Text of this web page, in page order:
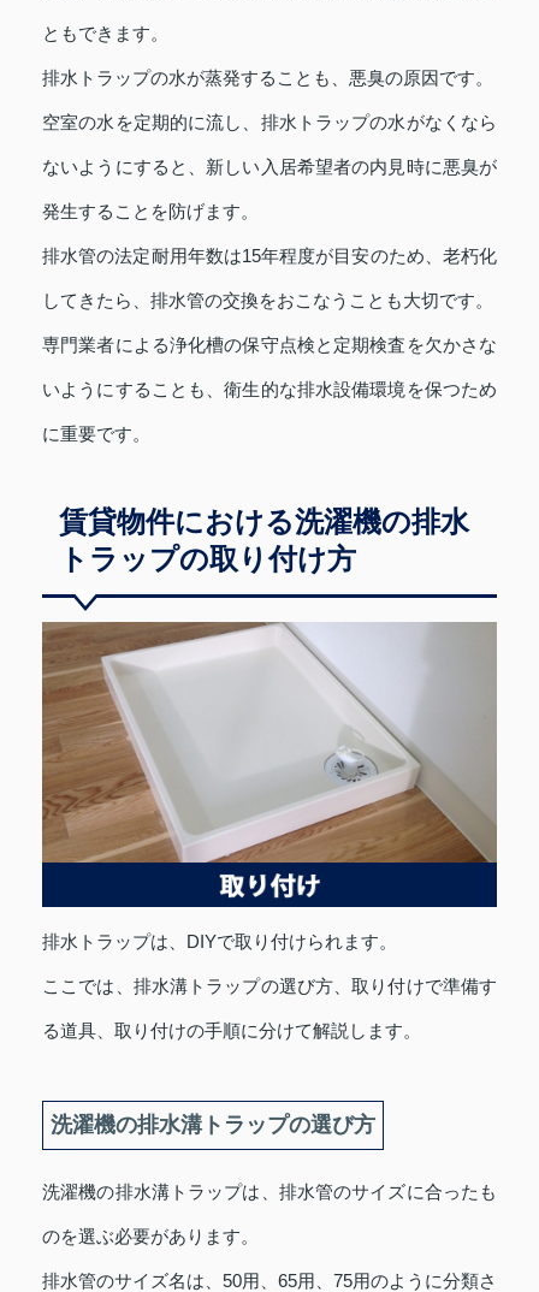
ともできます。
排水トラップの水が蒸発することも、悪臭の原因です。
空室の水を定期的に流し、排水トラップの水がなくなら
ないようにすると、新しい入居希望者の内見時に悪臭が
発生することを防げます。
排水管の法定耐用年数は15年程度が目安のため、老朽化
してきたら、排水管の交換をおこなうことも大切です。
専門業者による浄化槽の保守点検と定期検査を欠かさな
いようにすることも、衛生的な排水設備環境を保つため
に重要です。
賃貸物件における洗濯機の排水
トラップの取り付け方
排水トラップは、DIYで取り付けられます。
ここでは、排水溝トラップの選び方、取り付けで準備す
る道具、取り付けの手順に分けて解説します。
洗濯機の排水溝トラップの選び方
洗濯機の排水溝トラップは、排水管のサイズに合ったも
のを選ぶ必要があります。
排水管のサイズ名は、50用、65用、75用のように分類さ